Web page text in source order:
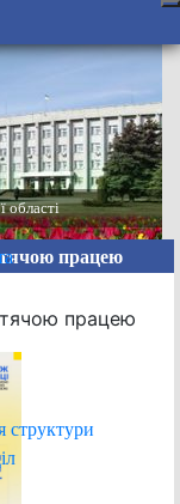
структури
області
працею
працею